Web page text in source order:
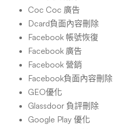
Coc Coc 廣告
Dcard負面內容刪除
Facebook 帳號恢復
Facebook 廣告
Facebook 營銷
Facebook負面內容刪除
GEO優化
Glassdoor 負評刪除
Google Play 優化